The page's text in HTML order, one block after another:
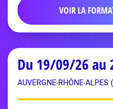
VOIR LA
Du 19/09/26 au
AUVERGNE-RHÔNE-ALPES